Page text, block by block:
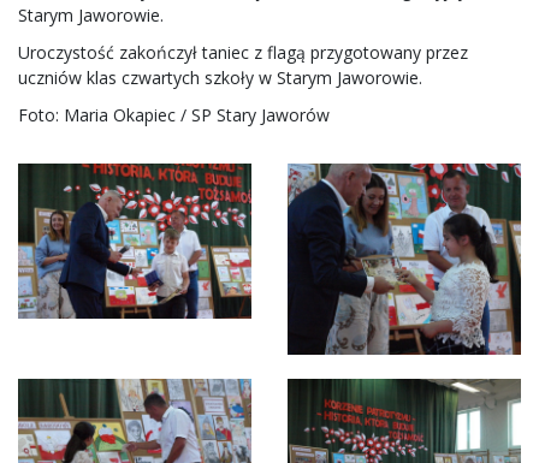
Starym Jaworowie.
Uroczystość zakończył taniec z flagą przygotowany przez
uczniów klas czwartych szkoły w Starym Jaworowie.
Foto: Maria Okapiec / SP Stary Jaworów